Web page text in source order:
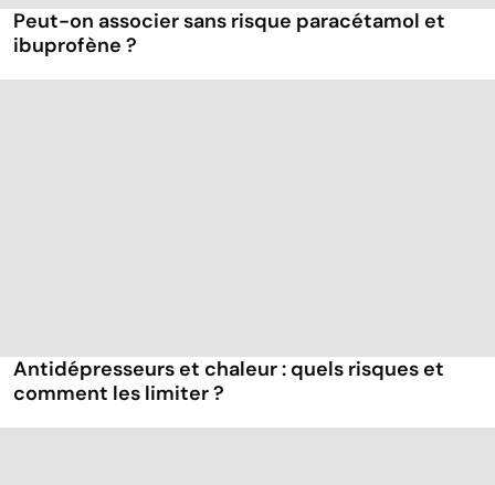
Peut-on associer sans risque paracétamol et
ibuprofène ?
Antidépresseurs et chaleur : quels risques et
comment les limiter ?